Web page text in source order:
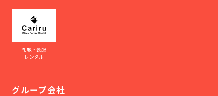
礼服・喪服
レンタル
グループ会社